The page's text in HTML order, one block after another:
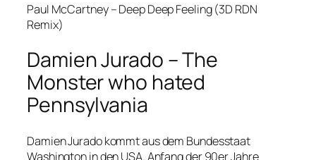
Paul McCartney – Deep Deep Feeling (3D RDN
Remix)
Damien Jurado – The
Monster who hated
Pennsylvania
Damien Jurado kommt aus dem Bundesstaat
Washington in den USA. Anfang der 90er Jahre